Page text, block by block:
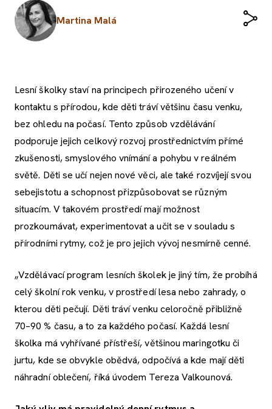
Martina Malá
Lesní školky staví na principech přirozeného učení v
kontaktu s přírodou, kde děti tráví většinu času venku,
bez ohledu na počasí. Tento způsob vzdělávání
podporuje jejich celkový rozvoj prostřednictvím přímé
zkušenosti, smyslového vnímání a pohybu v reálném
světě. Děti se učí nejen nové věci, ale také rozvíjejí svou
sebejistotu a schopnost přizpůsobovat se různým
situacím. V takovém prostředí mají možnost
prozkoumávat, experimentovat a učit se v souladu s
přírodními rytmy, což je pro jejich vývoj nesmírně cenné.
„Vzdělávací program lesních školek je jiný tím, že probíhá
celý školní rok venku, v prostředí lesa nebo zahrady, o
kterou děti pečují. Děti tráví venku celoročně přibližně
70–90 % času, a to za každého počasí. Každá lesní
školka má vyhřívané přístřeší, většinou maringotku či
jurtu, kde se obvykle obědvá, odpočívá a kde mají děti
náhradní oblečení, říká úvodem Tereza Valkounová.